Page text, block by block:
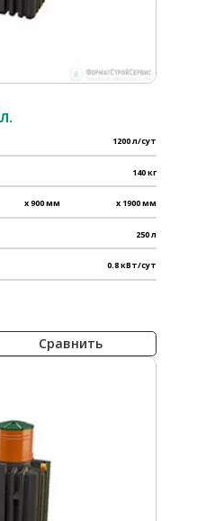
1200 л/сут
140 кг
x 900 мм x 1900 мм
250 л
0.8 кВт/сут
Сравнить